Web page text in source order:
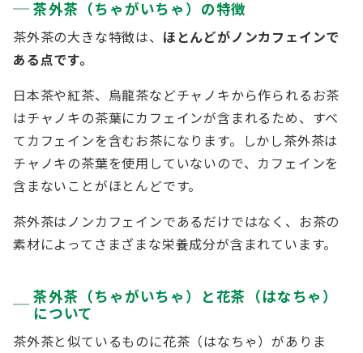
茶外茶（ちゃがいちゃ）の特徴
茶外茶の大きな特徴は、 ほとんどがノンカフェインで
ある点です。
日本茶や紅茶、烏龍茶などチャノキから作られるお茶
はチャノキの茶葉にカフェインが含まれるため、すべ
てカフェインを含むお茶になります。しかし茶外茶は
チャノキの茶葉を使用していないので、カフェインを
含まないことがほとんどです。
茶外茶はノンカフェインであるだけではなく、お茶の
素材によってさまざまな栄養成分が含まれています。
茶外茶（ちゃがいちゃ）と花茶（はなちゃ）
について
茶外茶と似ているものに花茶（はなちゃ）がありま